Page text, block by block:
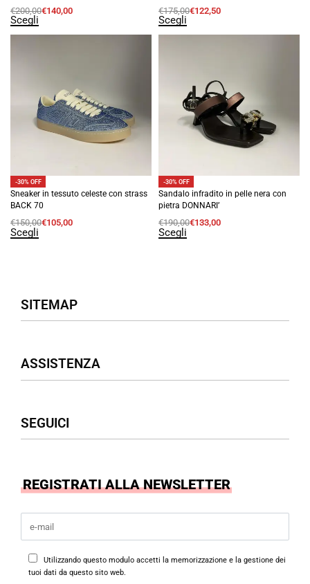
€200,00€140,00
Scegli
€175,00€122,50
Scegli
-30% OFF
Sneaker in tessuto celeste con strass
BACK 70
€150,00€105,00
Scegli
-30% OFF
Sandalo infradito in pelle nera con
pietra DONNARI’
€190,00€133,00
Scegli
SITEMAP
Donna
Borse
ASSISTENZA
Termini & Condizioni
SEGUICI
Instagram
REGISTRATI ALLA NEWSLETTER
Utilizzando questo modulo accetti la memorizzazione e la gestione dei
tuoi dati da questo sito web.